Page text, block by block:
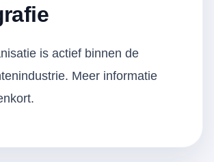
is actief binnen de
Meer informatie